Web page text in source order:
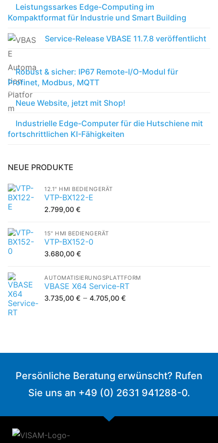
Leistungssarkes Edge-Computing im
Kompaktformat für Industrie und Smart Building
Service-Release VBASE 11.7.8 veröffentlicht
Robust & sicher: IP67 Remote-I/O-Modul für
Profinet, Modbus, MQTT
Neue Website, jetzt mit Shop!
Industrielle Edge-Computer für die Hutschiene mit
fortschrittlichen KI-Fähigkeiten
NEUE PRODUKTE
12.1" HMI BEDIENGERÄT
VTP-BX122-E
2.799,00 €
15" HMI BEDIENGERÄT
VTP-BX152-0
3.680,00 €
AUTOMATISIERUNGSPLATTFORM
VBASE X64 Service-RT
3.735,00 € – 4.705,00 €
Persönliche Beratung erwünscht? Rufen
Sie uns an +49 (0) 2631 941288-0.